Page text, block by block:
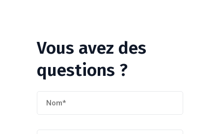
Vous avez des
questions ?